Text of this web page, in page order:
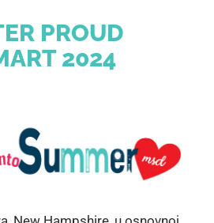
PROUD
2024